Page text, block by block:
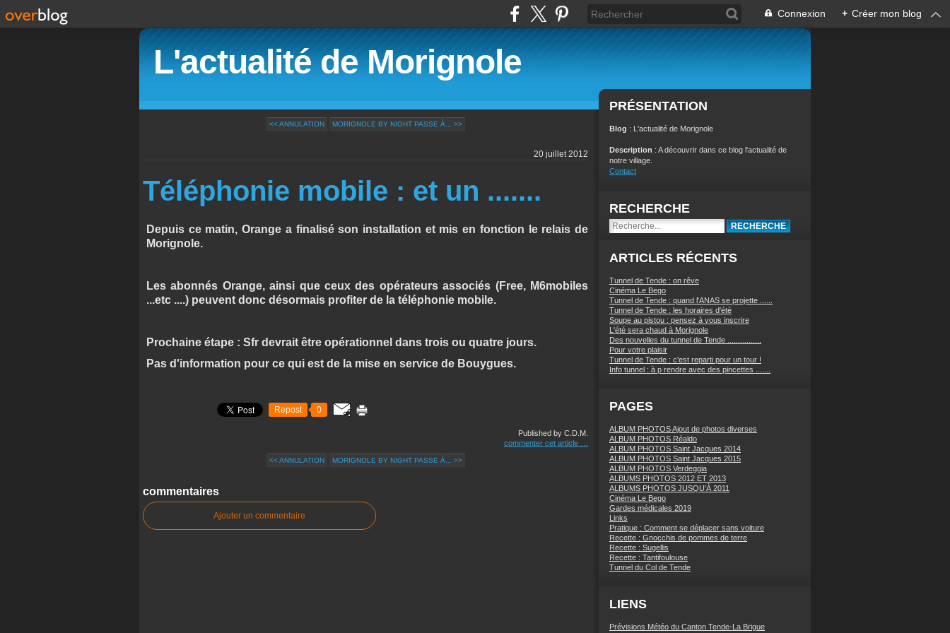
Connexion + Créer mon blog
L'actualité de Morignole
<< ANNULATION MORIGNOLE BY NIGHT PASSE À... >>
20 juillet 2012
Téléphonie mobile : et un .......
Depuis ce matin, Orange a finalisé son installation et mis en fonction le relais de
Morignole.
Les abonnés Orange, ainsi que ceux des opérateurs associés (Free, M6mobiles
...etc ....) peuvent donc désormais profiter de la téléphonie mobile.
Prochaine étape : Sfr devrait être opérationnel dans trois ou quatre jours.
Pas d'information pour ce qui est de la mise en service de Bouygues.
Repost 0
Published by C.D.M.
commenter cet article
<< ANNULATION MORIGNOLE BY NIGHT PASSE À... >>
commentaires
Ajouter un commentaire
PRÉSENTATION
Blog : L'actualité de Morignole
Description : A découvrir dans ce blog l'actualité de
notre village.
Contact
RECHERCHE
ARTICLES RÉCENTS
Tunnel de Tende : on rêve
Cinéma Le Bego
Tunnel de Tende : quand l'ANAS se projette ......
Tunnel de Tende : les horaires d'été
Soupe au pistou : pensez à vous inscrire
L'été sera chaud à Morignole
Des nouvelles du tunnel de Tende ................
Pour votre plaisir
Tunnel de Tende : c'est reparti pour un tour !
Info tunnel : à p rendre avec des pincettes .......
PAGES
ALBUM PHOTOS Ajout de photos diverses
ALBUM PHOTOS Réaldo
ALBUM PHOTOS Saint Jacques 2014
ALBUM PHOTOS Saint Jacques 2015
ALBUM PHOTOS Verdeggia
ALBUMS PHOTOS 2012 ET 2013
ALBUMS PHOTOS JUSQU’À 2011
Cinéma Le Bego
Gardes médicales 2019
Links
Pratique : Comment se déplacer sans voiture
Recette : Gnocchis de pommes de terre
Recette : Sugellis
Recette : Tantifoulouse
Tunnel du Col de Tende
LIENS
Prévisions Météo du Canton Tende-La Brigue